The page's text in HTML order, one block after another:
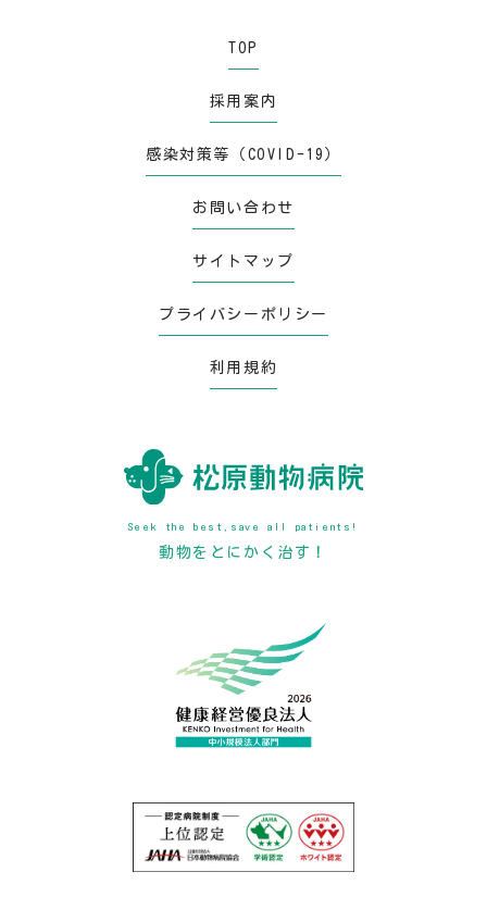
TOP
採用案内
感染対策等（COVID-19）
お問い合わせ
サイトマップ
プライバシーポリシー
利用規約
Seek the best,save all patients!
動物をとにかく治す！